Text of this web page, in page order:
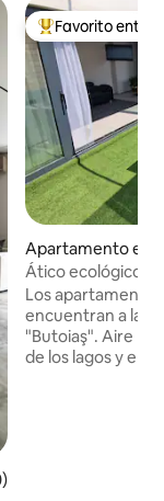
promedio: 5.0 de
Favorito entre
Favorito entre
Apartamento en
Ático ecológico
Los
encuentran a la
"Butoiaş". Aire
de los lagos y el